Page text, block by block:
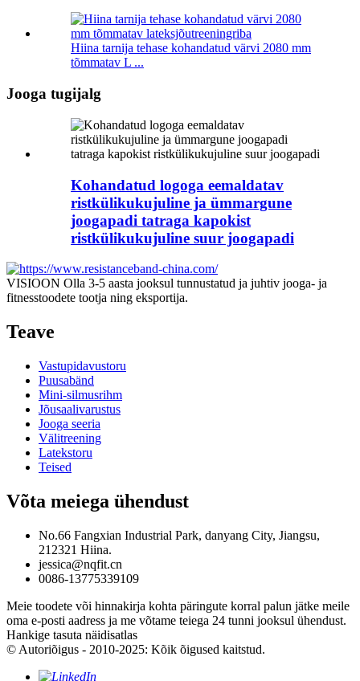
Hiina tarnija tehase kohandatud värvi 2080 mm
tõmmatav L ...
Jooga tugijalg
Kohandatud logoga eemaldatav
ristkülikukujuline ja ümmargune
joogapadi tatraga kapokist
ristkülikukujuline suur joogapadi
VISIOON Olla 3-5 aasta jooksul tunnustatud ja juhtiv jooga- ja
fitnesstoodete tootja ning eksportija.
Teave
Vastupidavustoru
Puusabänd
Mini-silmusrihm
Jõusaalivarustus
Jooga seeria
Välitreening
Latekstoru
Teised
Võta meiega ühendust
No.66 Fangxian Industrial Park, danyang City, Jiangsu,
212321 Hiina.
jessica@nqfit.cn
0086-13775339109
Meie toodete või hinnakirja kohta päringute korral palun jätke meile
oma e-posti aadress ja me võtame teiega 24 tunni jooksul ühendust.
Hankige tasuta näidisatlas
© Autoriõigus - 2010-2025: Kõik õigused kaitstud.